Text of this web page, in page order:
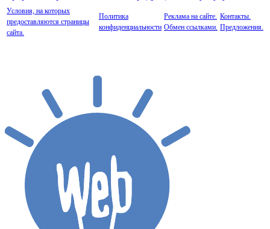
Условия, на которых
предоставляются страницы
сайта.
Политика
конфиденциальности
Реклама на сайте.
Обмен ссылками.
Контакты.
Предложения.